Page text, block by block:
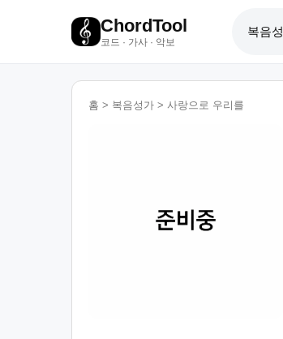
ChordTool
코드 · 가사 · 악보
홈 > 복음성가 > 사랑으로 우리를